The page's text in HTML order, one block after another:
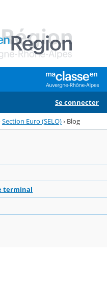
Se connecter
Section Euro (SELO)› Blog
terminal